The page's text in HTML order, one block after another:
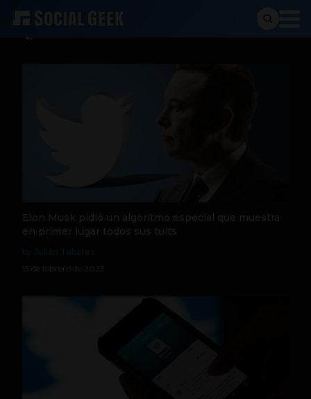
Elon Musk pidió un algoritmo especial que muestra
en primer lugar todos sus tuits
15 de febrero de 2023